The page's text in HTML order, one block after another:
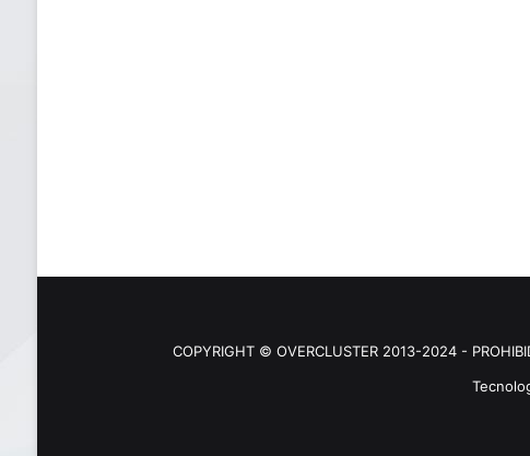
COPYRIGHT © OVERCLUSTER 2013-2024 -